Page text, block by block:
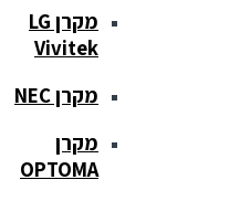
מקרן LG
Vivitek
מקרן NEC
מקרן
OPTOMA